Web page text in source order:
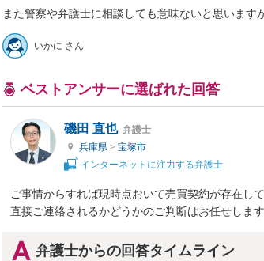
また警察や弁護士に相談しても意味ないと思います
いかに さん
ベストアンサーに選ばれた回答
磯田 直也 弁護士
兵庫県 > 宝塚市
インターネットに注力する弁護士
ご事情からすれば現時点おいて売買契約が存在し
直接ご連絡されるかどうかのご判断はお任せします
弁護士からの回答タイムライン